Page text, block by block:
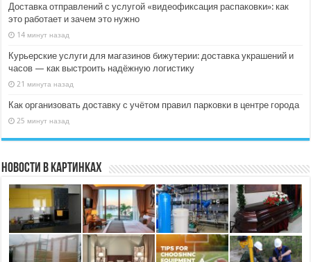
Доставка отправлений с услугой «видеофиксация распаковки»: как
это работает и зачем это нужно
14 минут назад
Курьерские услуги для магазинов бижутерии: доставка украшений и
часов — как выстроить надёжную логистику
21 минута назад
Как организовать доставку с учётом правил парковки в центре города
25 минут назад
Новости в картинках